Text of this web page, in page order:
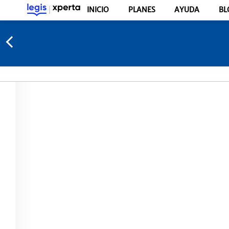
INICIO PLANES AYUDA